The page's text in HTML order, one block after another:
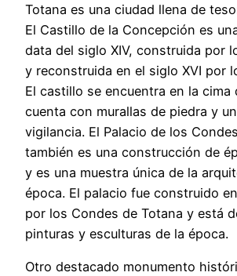
Totana es una ciudad llena de
El Castillo de la Concepción es
data del siglo XIV, construida por
y reconstruida en el siglo XVI por
El castillo se encuentra en la cima
cuenta con murallas de piedra y
vigilancia. El Palacio de los
también es una construcción de
y es una muestra única de la
época. El palacio fue construido
por los Condes de Totana y está
pinturas y esculturas de la época.
Otro destacado monumento